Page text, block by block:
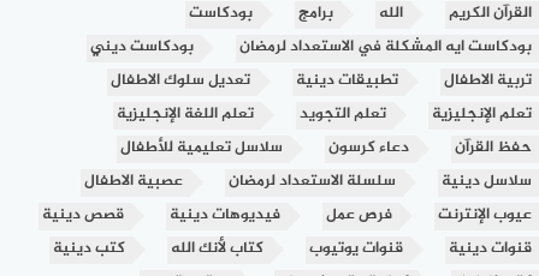
القرآن الكريم
الله برامج
بودكاست
بودكاست ايه المشكلة في الاستعداد لرمضان
بودكاست ديني
تربية الاطفال
تطبيقات دينية
تعديل سلوك الاطفال
تعلم الإنجليزية
تعلم التجويد
تعلم اللغة الإنجليزية
حفظ القرآن
دعاء كرسون
سلاسل تعليمية للأطفال
سلاسل دينية
سلسلة الاستعداد لرمضان
عصبية الاطفال
عيوب الإنترنت
فرص عمل فيديوهات دينية
قصص دينية
قنوات دينية
قنوات يوتيوب كتاب لأنك الله
كتب دينية